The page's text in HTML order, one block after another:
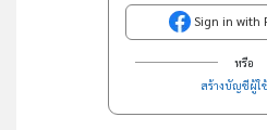
Sign in with
หรือ
สร้างบัญชีผู้ใ